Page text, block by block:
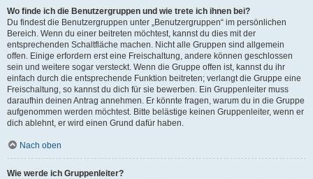
Wo finde ich die Benutzergruppen und wie trete ich ihnen bei?
Du findest die Benutzergruppen unter „Benutzergruppen“ im persönlichen
Bereich. Wenn du einer beitreten möchtest, kannst du dies mit der
entsprechenden Schaltfläche machen. Nicht alle Gruppen sind allgemein
offen. Einige erfordern erst eine Freischaltung, andere können geschlossen
sein und weitere sogar versteckt. Wenn die Gruppe offen ist, kannst du ihr
einfach durch die entsprechende Funktion beitreten; verlangt die Gruppe eine
Freischaltung, so kannst du dich für sie bewerben. Ein Gruppenleiter muss
daraufhin deinen Antrag annehmen. Er könnte fragen, warum du in die Gruppe
aufgenommen werden möchtest. Bitte belästige keinen Gruppenleiter, wenn er
dich ablehnt, er wird einen Grund dafür haben.
Nach oben
Wie werde ich Gruppenleiter?